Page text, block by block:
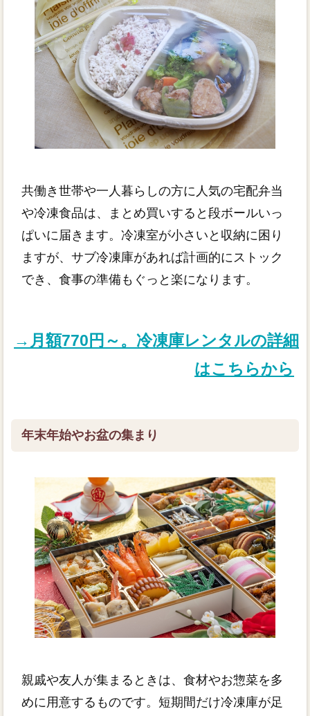
共働き世帯や一人暮らしの方に人気の宅配弁当
や冷凍食品は、まとめ買いすると段ボールいっ
ぱいに届きます。冷凍室が小さいと収納に困り
ますが、サブ冷凍庫があれば計画的にストック
でき、食事の準備もぐっと楽になります。
→月額770円～。冷凍庫レンタルの詳細
はこちらから
年末年始やお盆の集まり
親戚や友人が集まるときは、食材やお惣菜を多
めに用意するものです。短期間だけ冷凍庫が足